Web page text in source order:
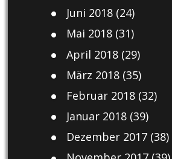
Juni 2018(24)
Mai 2018(31)
April 2018(29)
März 2018(35)
Februar 2018(32)
Januar 2018(39)
Dezember 2017(38)